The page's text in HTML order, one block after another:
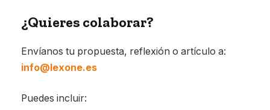
¿Quieres colaborar?
Envíanos tu propuesta, reflexión o artículo a:
info@lexone.es
Puedes incluir: